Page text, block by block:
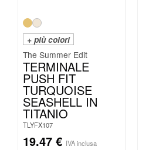
+ più colori
The Summer Edit
TERMINALE
PUSH FIT
TURQUOISE
SEASHELL IN
TITANIO
TLYFX107
19.47 € IVA inclusa